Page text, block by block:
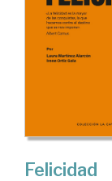
Felicidad